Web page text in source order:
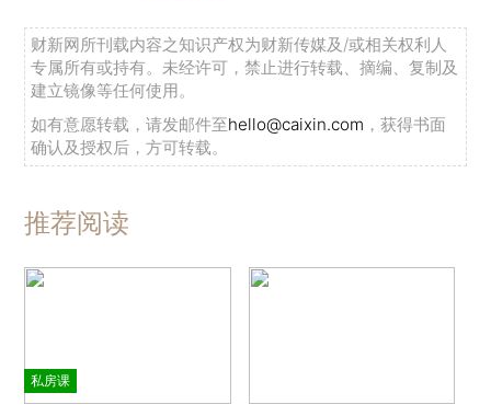
财新网所刊载内容之知识产权为财新传媒及/或相关权利人
专属所有或持有。未经许可，禁止进行转载、摘编、复制及
建立镜像等任何使用。
如有意愿转载，请发邮件至hello@caixin.com ，获得书面
确认及授权后，方可转载。
推荐阅读
私房课